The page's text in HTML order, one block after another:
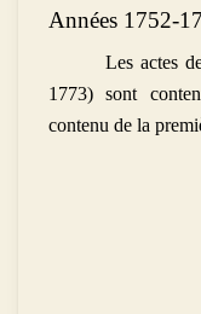
Années 1752-
Les actes
1773) sont
contenu de la